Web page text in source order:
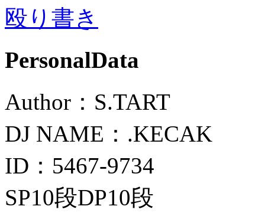
殴り書き
PersonalData
Author：S.TART
DJ NAME：.KECAK
ID：5467-9734
SP10段DP10段